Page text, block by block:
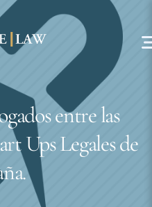
entre las
Ups Legales de